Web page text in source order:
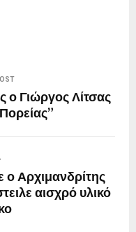
ο Γιώργος Λίτσας
Αρχιμανδρίτης
αισχρό υλικό